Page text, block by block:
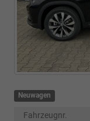
Neuwagen
Fahrzeugnr.